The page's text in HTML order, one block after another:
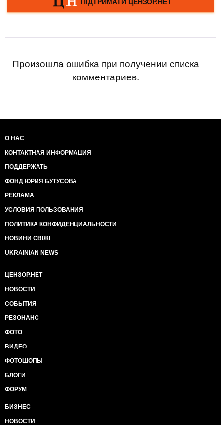
Произошла ошибка при получении списка
комментариев.
О НАС
КОНТАКТНАЯ ИНФОРМАЦИЯ
ПОДДЕРЖАТЬ
ФОНД ЮРИЯ БУТУСОВА
РЕКЛАМА
УСЛОВИЯ ПОЛЬЗОВАНИЯ
ПОЛИТИКА КОНФИДЕНЦИАЛЬНОСТИ
НОВИНИ СВІЖІ
UKRAINIAN NEWS
ЦЕНЗОР.НЕТ
НОВОСТИ
СОБЫТИЯ
РЕЗОНАНС
ФОТО
ВИДЕО
ФОТОШОПЫ
БЛОГИ
ФОРУМ
БИЗНЕС
НОВОСТИ